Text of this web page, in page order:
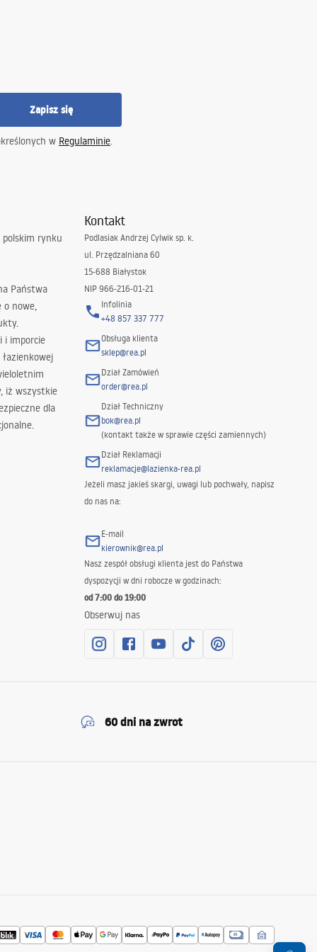
Zapisz się
w Regulaminie.
polskim rynku
Państwa
o nowe,
i imporcie
iż wszystkie
dla
Kontakt
Podlasiak Andrzej Cylwik sp. k.
ul. Przędzalniana 60
15-688 Białystok
NIP 966-216-01-21
Infolinia
+48 857 337 777
Obsługa klienta
sklep@rea.pl
Dział Zamówień
order@rea.pl
Dział Techniczny
bok@rea.pl
(kontakt także w sprawie części zamiennych)
Dział Reklamacji
reklamacje@lazienka-rea.pl
Jeżeli masz jakieś skargi, uwagi lub pochwały, napisz
do nas na:
E-mail
kierownik@rea.pl
Nasz zespół obsługi klienta jest do Państwa
dyspozycji w dni robocze w godzinach:
od 7:00 do 19:00
Obserwuj nas
60 dni na zwrot